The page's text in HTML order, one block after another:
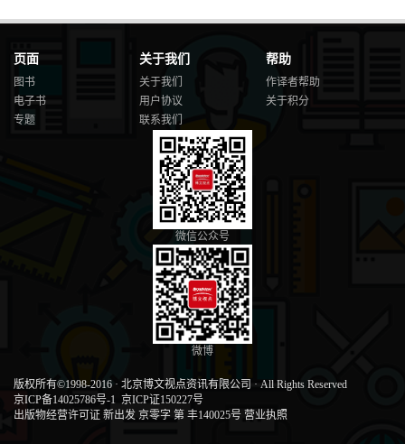
页面
图书
电子书
专题
关于我们
关于我们
用户协议
联系我们
帮助
作译者帮助
关于积分
微信公众号
微博
版权所有©1998-2016 · 北京博文视点资讯有限公司 · All Rights Reserved
京ICP备14025786号-1 京ICP证150227号
出版物经营许可证 新出发 京零字 第 丰140025号 营业执照